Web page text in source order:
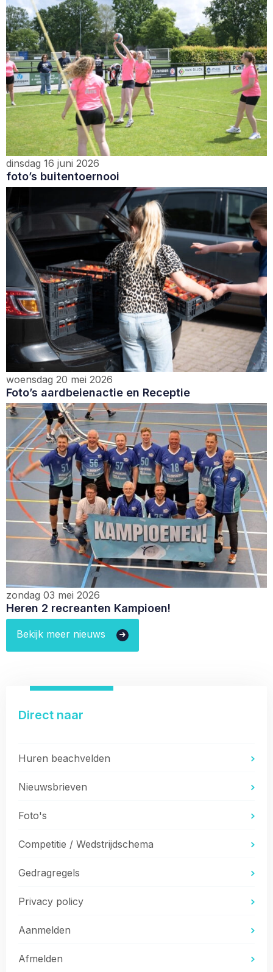
dinsdag 16 juni 2026
foto’s buitentoernooi
woensdag 20 mei 2026
Foto’s aardbeienactie en Receptie
zondag 03 mei 2026
Heren 2 recreanten Kampioen!
Bekijk meer nieuws
Direct naar
Huren beachvelden
Nieuwsbrieven
Foto's
Competitie / Wedstrijdschema
Gedragregels
Privacy policy
Aanmelden
Afmelden